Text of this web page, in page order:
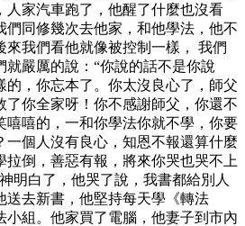
人家汽車跑了，他醒了什麼也沒看
們同修幾次去他家，和他學法，他不
來我們看他就像被控制一樣， 我們
嚴厲的說：“你說的話不是你說
的，你忘本了。你太沒良心了，師父
了你全家呀！你不感謝師父，你還不
嘻嘻的，一和你學法你就不學，你要
一個人沒有良心，知恩不報還算什麼
拉倒，善惡有報，將來你哭也哭不上
明白了，他哭了說，我書都給別人
送去新書，他堅持每天學《轉法
小組。他家買了電腦，他妻子到市內